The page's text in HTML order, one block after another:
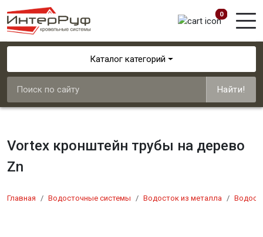
0
Каталог категорий
Найти!
Vortex кронштейн трубы на дерево
Zn
Главная Водосточные системы Водосток из металла